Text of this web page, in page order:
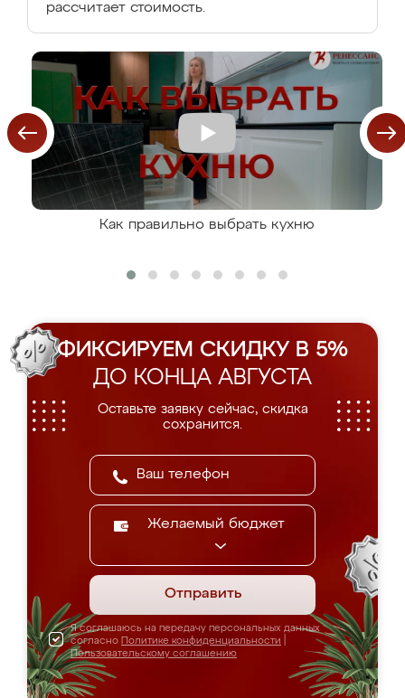
рассчитает стоимость.
Как правильно выбрать кухню
ФИКСИРУЕМ СКИДКУ В 5%
ДО КОНЦА АВГУСТА
Оставьте заявку сейчас, скидка
сохранится.
Желаемый бюджет
Отправить
Я соглашаюсь на передачу персональных данных
согласно Политике конфиденциальности
Пользовательскому соглашению